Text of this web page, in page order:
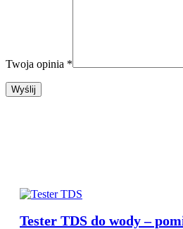
Twoja opinia *
Tester TDS do wody –